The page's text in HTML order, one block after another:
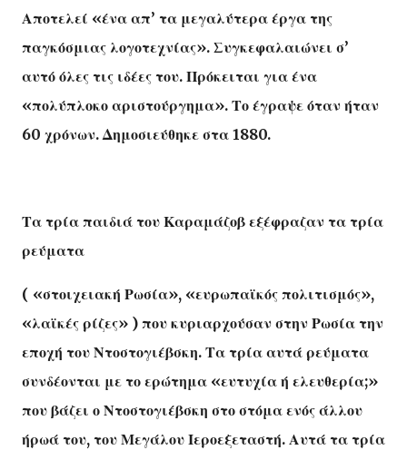
Αποτελεί «ένα απ’ τα μεγαλύτερα έργα της
παγκόσμιας λογοτεχνίας». Συγκεφαλαιώνει σ’
αυτό όλες τις ιδέες του. Πρόκειται για ένα
«πολύπλοκο αριστούργημα». Το έγραψε όταν ήταν
60 χρόνων. Δημοσιεύθηκε στα 1880.
Τα τρία παιδιά του Καραμάζοβ εξέφραζαν τα τρία
ρεύματα
( «στοιχειακή Ρωσία», «ευρωπαϊκός πολιτισμός»,
«λαϊκές ρίζες» ) που κυριαρχούσαν στην Ρωσία την
εποχή του Ντοστογιέβσκη. Τα τρία αυτά ρεύματα
συνδέονται με το ερώτημα «ευτυχία ή ελευθερία;»
που βάζει ο Ντοστογιέβσκη στο στόμα ενός άλλου
ήρωά του, του Μεγάλου Ιεροεξεταστή. Αυτά τα τρία